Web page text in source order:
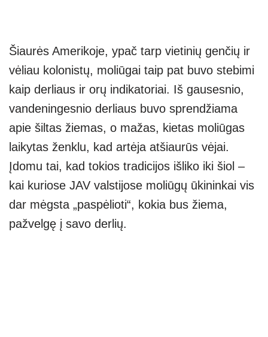
Šiaurės Amerikoje, ypač tarp vietinių genčių ir
vėliau kolonistų, moliūgai taip pat buvo stebimi
kaip derliaus ir orų indikatoriai. Iš gausesnio,
vandeningesnio derliaus buvo sprendžiama
apie šiltas žiemas, o mažas, kietas moliūgas
laikytas ženklu, kad artėja atšiaurūs vėjai.
Įdomu tai, kad tokios tradicijos išliko iki šiol –
kai kuriose JAV valstijose moliūgų ūkininkai vis
dar mėgsta „paspėlioti“, kokia bus žiema,
pažvelgę į savo derlių.